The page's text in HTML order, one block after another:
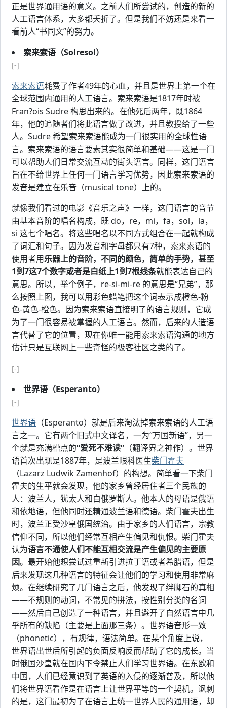
正是世界通用语的意义。之前人们所尝试的，创造的新的
人工语言体系，大多都夭折了。但是我们不妨还是来看一
看前人“书同文”的努力。
索来索语（Solresol）
[-]
索来索语耗费了作者49年的心血，并且是世界上第一个在
全球范围内通用的人工语言。索来索语是1817年时被
Fran?ois Sudre 构思出来的。在他死后两年，既1864
年，他的追随者们将此语言做了改进，并且教授给了一些
人。Sudre 希望索来索语能成为一门很实用的全球性语
言。索来索语的语言要素其实很简单和基础——这是一门
可以帮助人们日常交流互动的街头语言。同样，这门语言
旨在不给世界上任何一门语言学习优势，因此索来索语的
发音是建立在乐音（musical tone）上的。
就像我们看过的电影《音乐之声》一样，这门语言的音节
由基本音阶的唱名构成，既 do，re，mi，fa，sol，la，
si 这七个唱名。将这些唱名以不同方式组合在一起就构成
了词汇和句子。因为发音和字母都只有7种，索来索语的
使用者用乐器上的音阶，不同的颜色，简单的手势，甚至
1到7这7个数字或者是白纸上1到7根线条就能表达自己的
意思。所以，举个例子，re-si-mi-re 的意思是“兄弟”，那
么按照上图，我可以用彩色蜡笔把这个词表示成橙色-粉
色-黄色-橙色。因为索来索语直接明了的语言规则，它成
为了一门很容易被掌握的人工语言。然而，后来的人造语
言代替了它的位置，现在你唯一能用索来索语沟通的地方
估计只是互联网上一些奇怪的极客社区之类的了。
[-]
世界语（Esperanto）
[-]
世界语 （Esperanto）就是后来淘汰掉索来索语的人工语
言之一。它有两个旧式中文译名，一为“万国新语”，另一
个就是充满槽点的“爱死不难读” （翻译界之神作）。世界
语首次出现是1887年，是波兰眼科医生柴门霍夫
（Lazarz Ludwik Zamenhof）的构想。简单看一下柴门
霍夫的生平就会发现，他的家乡曾经居住者三个民族的
人：波兰人，犹太人和白俄罗斯人。他本人的母语是俄语
和依地语，但他同时还精通波兰语和德语。柴门霍夫出生
时，波兰正受沙皇俄国统治。由于家乡的人们语言，宗教
信仰不同，所以他们经常互相产生偏见和仇恨。柴门霍夫
认为语言不通使人们不能互相交流是产生偏见的主要原
因。最开始他想尝试过重新引进拉丁语或者希腊语，但是
后来发现这几种语言的特征会让他们的学习和使用非常麻
烦。在继续研究了几门语言之后，他发现了绊脚石的真相
——不规则的动词，不常见的拼法，按性别分类的名词
——然后自己创造了一种语言，并且避开了自然语言中几
乎所有的缺陷（主要是上面那三条）。世界语音形一致
（phonetic），有规律，语法简单。在某个角度上说，
世界语出世后所引起的负面反响反而帮助了它的成长。当
时俄国沙皇就在国内下令禁止人们学习世界语。在东欧和
中国，人们已经意识到了英语的入侵的逐渐普及，所以他
们将世界语看作是在语言上让世界平等的一个契机。讽刺
的是，这门最初为了在语言上统一世界人民的通用语，却